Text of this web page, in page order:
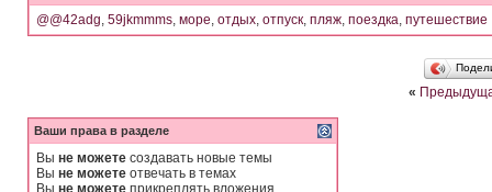
@@42adg, 59jkmmms, море, отдых, отпуск, пляж, поездка, путешествие
«
Ваши права в разделе
Вы не можете создавать новые темы
Вы не можете отвечать в темах
Вы не можете прикреплять вложения